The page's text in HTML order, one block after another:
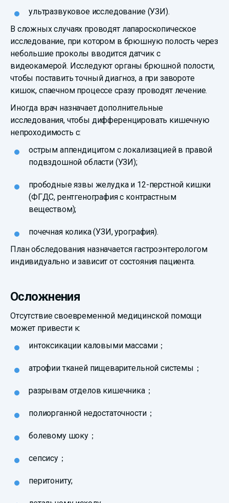
ультразвуковое исследование (УЗИ).
В сложных случаях проводят лапароскопическое
исследование, при котором в брюшную полость через
небольшие проколы вводится датчик с
видеокамерой. Исследуют органы брюшной полости,
чтобы поставить точный диагноз, а при завороте
кишок, спаечном процессе сразу проводят лечение.
Иногда врач назначает дополнительные
исследования, чтобы дифференцировать кишечную
непроходимость с:
острым аппендицитом с локализацией в правой
подвздошной области (УЗИ);
прободные язвы желудка и 12-перстной кишки
(ФГДС, рентгенография с контрастным
веществом);
почечная колика (УЗИ, урография).
План обследования назначается гастроэнтерологом
индивидуально и зависит от состояния пациента.
Осложнения
Отсутствие своевременной медицинской помощи
может привести к:
интоксикации каловыми массами；
атрофии тканей пищеварительной системы；
разрывам отделов кишечника；
полиорганной недостаточности；
болевому шоку；
сепсису；
перитониту;